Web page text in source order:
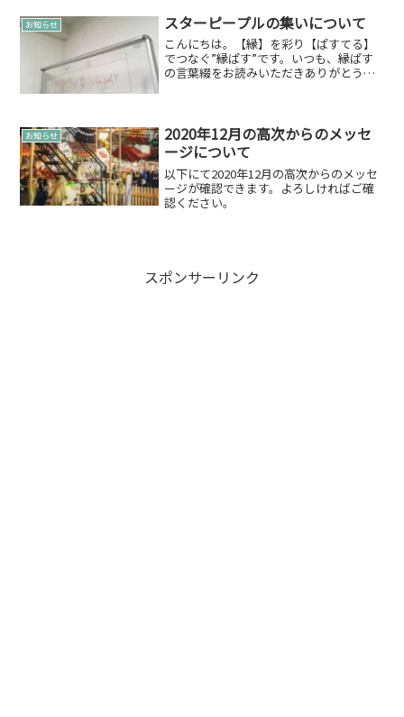
少人数規模となりますが素敵なスペース
を借りておりますので...
お知らせ スターピープルの集いについて
こんにちは。【縁】を彩り【ぱすてる】
でつなぐ”縁ぱす”です。いつも、縁ぱす
の言葉綴をお読みいただきありがとうご
お茶会 in 2...
お知らせ
2020年12月の高次からのメッセ
ージについて
以下にて2020年12月の高次からのメッセ
ージが確認できます。よろしければご確
認ください。
スポンサーリンク